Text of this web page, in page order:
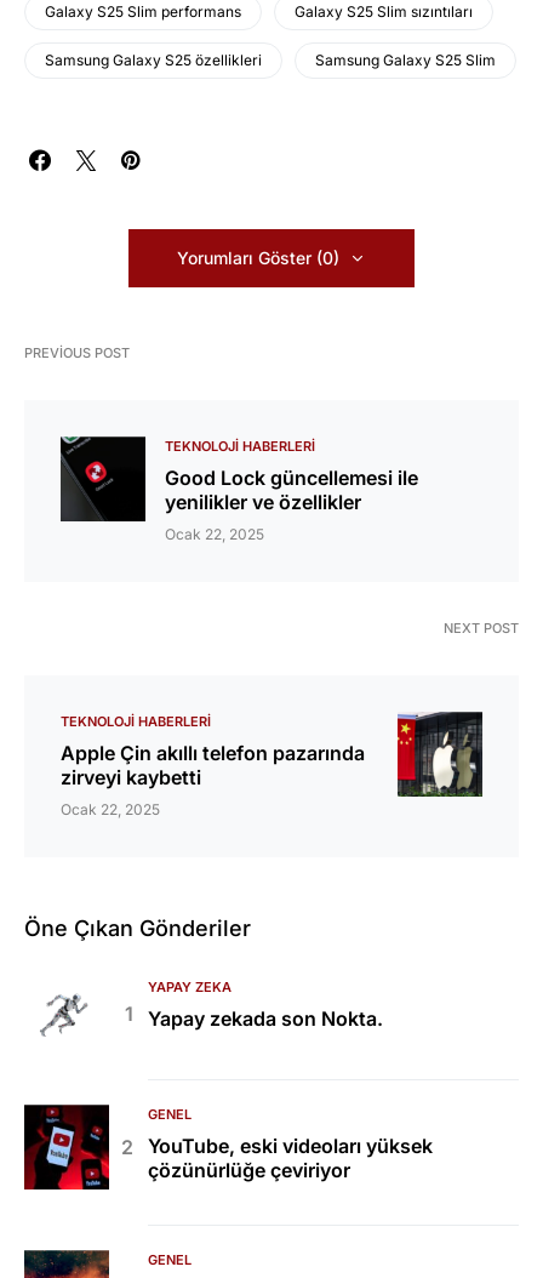
Galaxy S25 Slim performans Galaxy S25 Slim sızıntıları
Samsung Galaxy S25 özellikleri Samsung Galaxy S25 Slim
Yorumları Göster (0)
PREVIOUS POST
TEKNOLOJI HABERLERI
Good Lock güncellemesi ile
yenilikler ve özellikler
Ocak 22, 2025
NEXT POST
TEKNOLOJI HABERLERI
Apple Çin akıllı telefon pazarında
zirveyi kaybetti
Ocak 22, 2025
Öne Çıkan Gönderiler
YAPAY ZEKA
Yapay zekada son Nokta.
GENEL
YouTube, eski videoları yüksek
çözünürlüğe çeviriyor
GENEL